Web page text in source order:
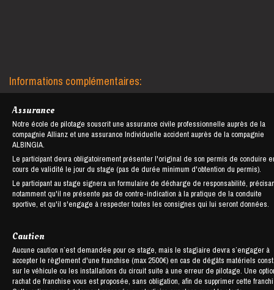
Informations complémentaires:
Assurance
Notre école de pilotage souscrit une assurance civile professionnelle auprès de la
compagnie Allianz et une assurance Individuelle accident auprès de la compagnie
ALBINGIA.
Le participant devra obligatoirement présenter l'original de son permis de conduire
cours de validité le jour du stage (pas de durée minimum d'obtention du permis).
Le participant au stage signera un formulaire de décharge de responsabilité,
notamment qu'il ne présente pas de contre-indication à la pratique de la conduite
sportive, et qu'il s'engage à respecter toutes les consignes qui lui seront données.
Caution
Aucune caution n’est demandée pour ce stage, mais le stagiaire devra s’engager à
accepter le règlement d'une franchise (max 2500€) en cas de dégâts matériels
sur le véhicule ou les installations du circuit suite à une erreur de pilotage. Une
rachat de franchise vous est proposée, sans obligation, afin de supprimer cette